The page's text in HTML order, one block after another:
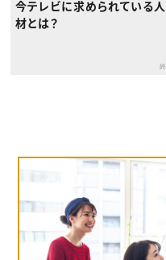
今テレビに求められている人
材とは？